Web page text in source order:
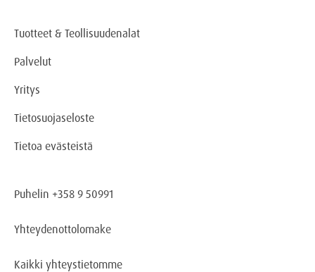
Tuotteet & Teollisuudenalat
Palvelut
Yritys
Tietosuojaseloste
Tietoa evästeistä
Puhelin +358 9 50991
Yhteydenottolomake
Kaikki yhteystietomme